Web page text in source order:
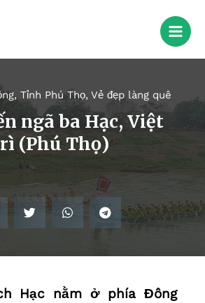
, Tỉnh Phú Thọ, Vẻ đẹp làng quê
ngã ba Hạc, Việt
(Phú Thọ)
Hạc nằm ở phía Đông